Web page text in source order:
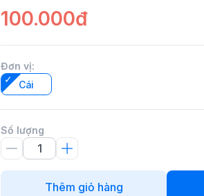
100.000đ
Đơn vị:
Cái
Số lượng
Thêm giỏ hàng